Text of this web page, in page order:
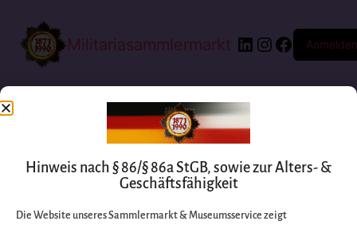
Militariasammlermarkt Anmelden
Hinweis nach § 86/§ 86a StGB, sowie zur Alters- &
Geschäftsfähigkeit
Die Website unseres Sammlermarkt & Museumsservice zeigt